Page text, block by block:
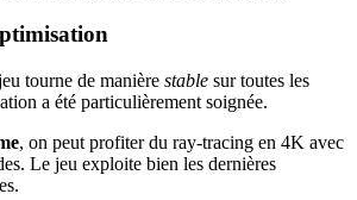
tourne de manière stable sur toutes les
a été particulièrement soignée.
, on peut profiter du ray-tracing en 4K avec
Le jeu exploite bien les dernières